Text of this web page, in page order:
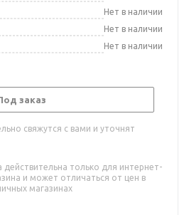
Нет в наличии
Нет в наличии
Нет в наличии
заказ
свяжутся с вами и уточнят
действительна только для интернет-
и может отличаться от цен в
магазинах